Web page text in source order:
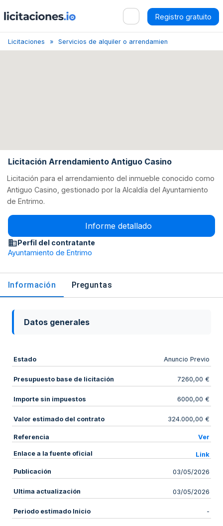
Registro gratuito
Licitaciones Servicios de alquiler o arrendamiento financiero
Licitación Arrendamiento Antiguo Casino
Licitación para el arrendamiento del inmueble conocido como
Antiguo Casino, gestionado por la Alcaldía del Ayuntamiento
de Entrimo.
Informe detallado
Perfil del contratante
Ayuntamiento de Entrimo
Información Preguntas
Datos generales
Estado Anuncio Previo
Presupuesto base de licitación 7260,00 €
Importe sin impuestos 6000,00 €
Valor estimado del contrato 324.000,00 €
Referencia Ver
Enlace a la fuente oficial Link
Publicación 03/05/2026
Ultima actualización 03/05/2026
Periodo estimado Inicio -